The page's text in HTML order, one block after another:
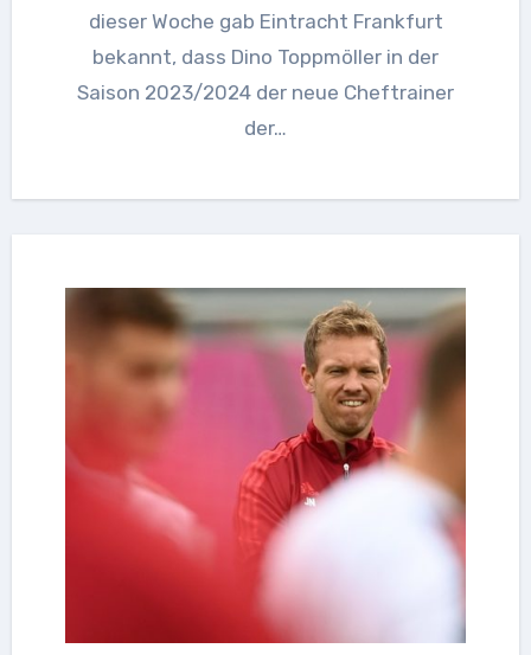
dieser Woche gab Eintracht Frankfurt
bekannt, dass Dino Toppmöller in der
Saison 2023/2024 der neue Cheftrainer
der…